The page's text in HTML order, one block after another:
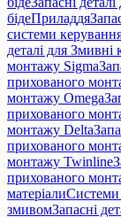
бідеПриладдя
системи
деталі для Змивні
монтажу Sigma
прихованого
монтажу Omega
прихованого
монтажу Delta
прихованого
монтажу Twinline
прихованого
матеріалиСистеми
змивомЗапасні